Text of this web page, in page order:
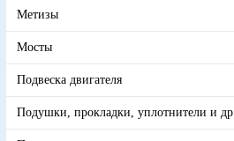
Метизы
Мосты
Подвеска двигателя
Подушки, прокладки, уплотнители и др.